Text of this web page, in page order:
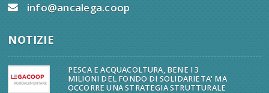
info@ancalega.coop
NOTIZIE
PESCA E ACQUACOLTURA, BENE I 3
MILIONI DEL FONDO DI SOLIDARIETA' MA
OCCORRE UNA STRATEGIA STRUTTURALE